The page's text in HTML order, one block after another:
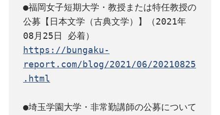
●福岡女子短期大学・教授または特任教授の
公募【日本文学（古典文学）】（2021年
https://bungaku-
report.com/blog/2021/06/20210825
.html
●埼玉学園大学・非常勤講師の公募について